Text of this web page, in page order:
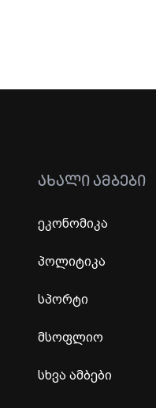
ᲐᲮᲐᲚᲘ ᲐᲛᲑᲔᲑᲘ
ეკონომიკა
პოლიტიკა
სპორტი
მსოფლიო
სხვა ამბები